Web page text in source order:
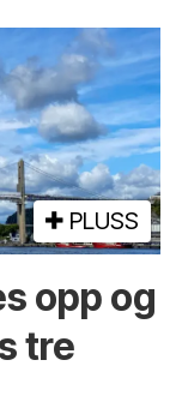
PLUSS
opp og
tre